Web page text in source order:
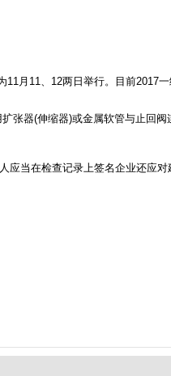
月11、12两日举行。目前2017
器(伸缩器)或金属软管与止回阀
当在检查记录上签名企业还应